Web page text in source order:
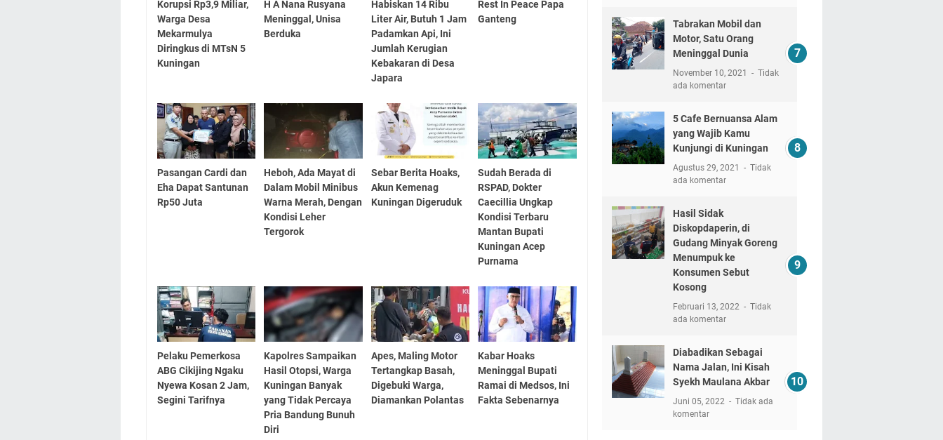
Korupsi Rp3,9 Miliar,
Warga Desa
Mekarmulya
Diringkus di MTsN 5
Kuningan
H A Nana Rusyana
Meninggal, Unisa
Berduka
Habiskan 14 Ribu
Liter Air, Butuh 1 Jam
Padamkan Api, Ini
Jumlah Kerugian
Kebakaran di Desa
Japara
Rest In Peace Papa
Ganteng
Pasangan Cardi dan
Eha Dapat Santunan
Rp50 Juta
Heboh, Ada Mayat di
Dalam Mobil Minibus
Warna Merah, Dengan
Kondisi Leher
Tergorok
Sebar Berita Hoaks,
Akun Kemenag
Kuningan Digeruduk
Sudah Berada di
RSPAD, Dokter
Caecillia Ungkap
Kondisi Terbaru
Mantan Bupati
Kuningan Acep
Purnama
Pelaku Pemerkosa
ABG Cikijing Ngaku
Nyewa Kosan 2 Jam,
Segini Tarifnya
Kapolres Sampaikan
Hasil Otopsi, Warga
Kuningan Banyak
yang Tidak Percaya
Pria Bandung Bunuh
Diri
Apes, Maling Motor
Tertangkap Basah,
Digebuki Warga,
Diamankan Polantas
Kabar Hoaks
Meninggal Bupati
Ramai di Medsos, Ini
Fakta Sebenarnya
Tabrakan Mobil dan
Motor, Satu Orang
Meninggal Dunia
November 10, 2021
Tidak
ada komentar
5 Cafe Bernuansa Alam
yang Wajib Kamu
Kunjungi di Kuningan
Agustus 29, 2021
Tidak
ada komentar
Hasil Sidak
Diskopdaperin, di
Gudang Minyak Goreng
Menumpuk ke
Konsumen Sebut
Kosong
Februari 13, 2022
Tidak
ada komentar
Diabadikan Sebagai
Nama Jalan, Ini Kisah
Syekh Maulana Akbar
Juni 05, 2022
Tidak ada
komentar